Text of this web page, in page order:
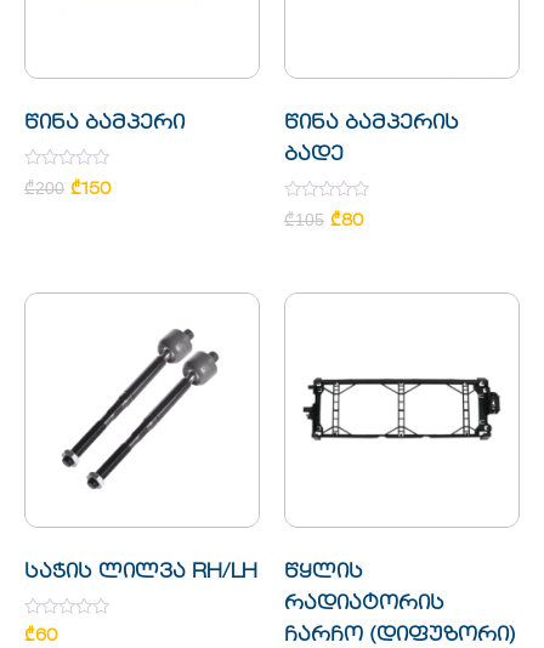
წინა ბამპერი
Rated
0
₾200 ₾150
წინა ბამპერის
ბადე
Rated
0
₾105 ₾80
საჭის ლილვა RH/LH
Rated
₾60
წყლის
რადიატორის
ჩარჩო (დიფუზორი)